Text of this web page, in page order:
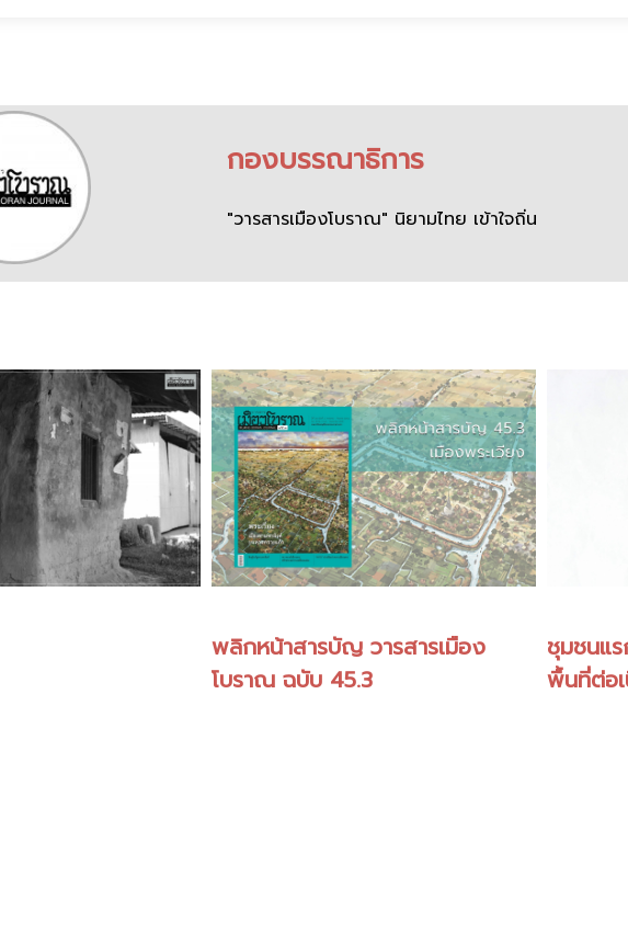
กองบรรณาธิการ
"วารสารเมืองโบราณ" นิยามไทย เข้าใจถิ่น
พลิกหน้าสารบัญ วารสารเมือง
โบราณ ฉบับ 45.3
ชุมชนแ
พื้นที่ต่อ